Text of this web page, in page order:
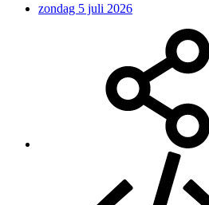
zondag 5 juli 2026